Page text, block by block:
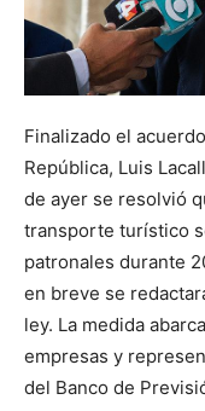
Finalizado el
República, Luis
de ayer se resolvió
transporte turístico
patronales durante
en breve se
ley. La medida
empresas y
del Banco de